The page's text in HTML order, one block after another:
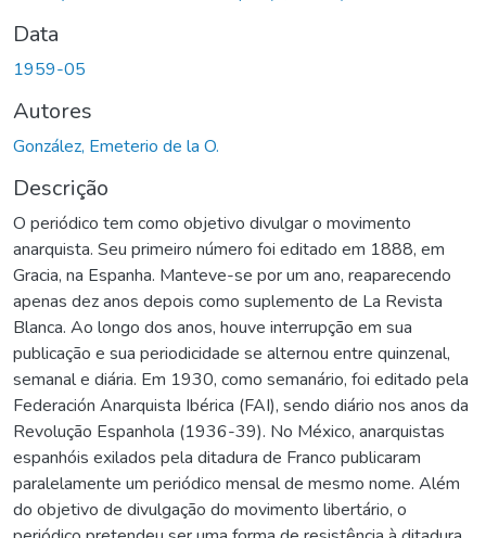
Data
1959-05
Autores
González, Emeterio de la O.
Descrição
O periódico tem como objetivo divulgar o movimento
anarquista. Seu primeiro número foi editado em 1888, em
Gracia, na Espanha. Manteve-se por um ano, reaparecendo
apenas dez anos depois como suplemento de La Revista
Blanca. Ao longo dos anos, houve interrupção em sua
publicação e sua periodicidade se alternou entre quinzenal,
semanal e diária. Em 1930, como semanário, foi editado pela
Federación Anarquista Ibérica (FAI), sendo diário nos anos da
Revolução Espanhola (1936-39). No México, anarquistas
espanhóis exilados pela ditadura de Franco publicaram
paralelamente um periódico mensal de mesmo nome. Além
do objetivo de divulgação do movimento libertário, o